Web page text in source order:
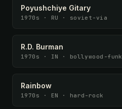
Poyushchiye Gitary
1970s · RU · soviet-via
R.D. Burman
1970s · IN · bollywood-funk
Rainbow
1970s · EN · hard-rock